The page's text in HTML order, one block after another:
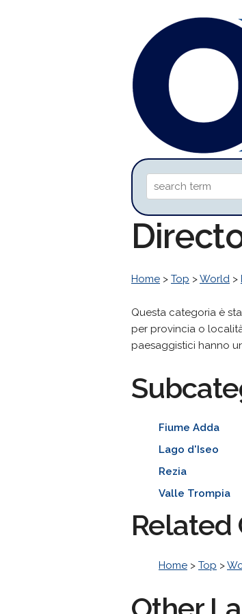
Home > Top >World >
Questa categoria è
per provincia o
paesaggistici hanno
Fiume Adda
Lago d'Iseo
Rezia
Valle Trompia
Related
Home > Top >